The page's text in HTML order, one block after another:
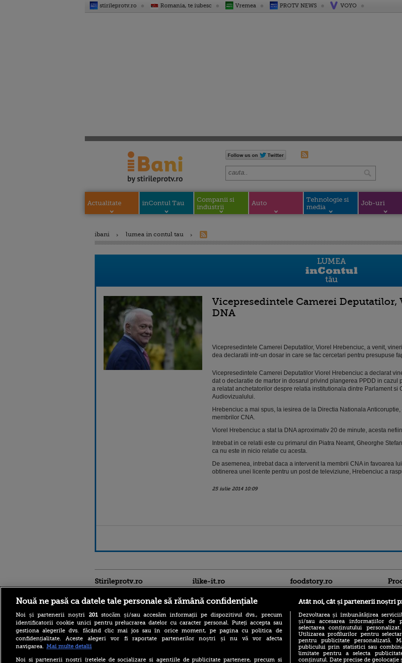
stirileprotv.ro Romania, te iubesc Vremea PROTV NEWS VOYO
Actualitate inContul Tau
Companii si
industrii
Auto
Tehnologie si
media
Job-uri
ibani lumea in contul tau
Vicepresedintele Camerei Deputatilor,
DNA
Vicepresedintele Camerei Deputatilor, Viorel Hrebenciuc, a venit,
dea declaratii intr-un dosar in care se fac cercetari pentru presupuse
Vicepresedintele Camerei Deputatilor Viorel Hrebenciuc a declarat
dat o declaratie de martor in dosarul privind plangerea PPDD in cazul
a relatat anchetatorilor despre relatia institutionala dintre Parlament si
Audiovizualului.
Hrebenciuc a mai spus, la iesirea de la Directia Nationala
membrilor CNA.
Viorel Hrebenciuc a stat la DNA aproximativ 20 de minute, acesta
Intrebat in ce relatii este cu primarul din Piatra Neamt, Gheorghe
ca nu este in nicio relatie cu acesta.
De asemenea, intrebat daca a intervenit la membrii CNA in favoarea
obtinerea unei licente pentru un post de televiziune, Hrebenciuc a
25 iulie 2014 10:09
Stirileprotv.ro ilike-it.ro foodstory.ro
(P) Descoperă Lumea
Evenimentelor din România
Nouă ne pasă ca datele tale personale să rămână confidențiale
Noi și partenerii noștri 201stocăm și/sau accesăm informații pe dispozitivul dvs., precum
identificatorii cookie unici pentru prelucrarea datelor cu caracter personal. Puteți accepta sau
gestiona alegerile dvs. făcând clic mai jos sau în orice moment, pe pagina cu politica de
confidențialitate. Aceste alegeri vor fi raportate partenerilor noștri și nu vă vor afecta
navigarea. Mai multe detalii
Noi si partenerii nostri (retelele de socializare si agentiile de publicitate partenere, precum si
Atât noi, cât și partenerii noștri
Dezvoltarea și îmbunătățirea
și/sau accesarea informațiilor
selectarea conținutului
Utilizarea profilurilor pentru
pentru publicitate personalizată.
publicului prin statistici sau
limitate pentru a selecta
conținutul. Date precise de